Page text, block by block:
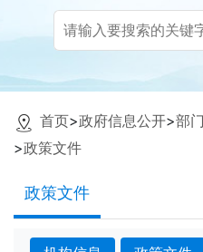
首页>政府信息公开>部
>政策文件
政策文件